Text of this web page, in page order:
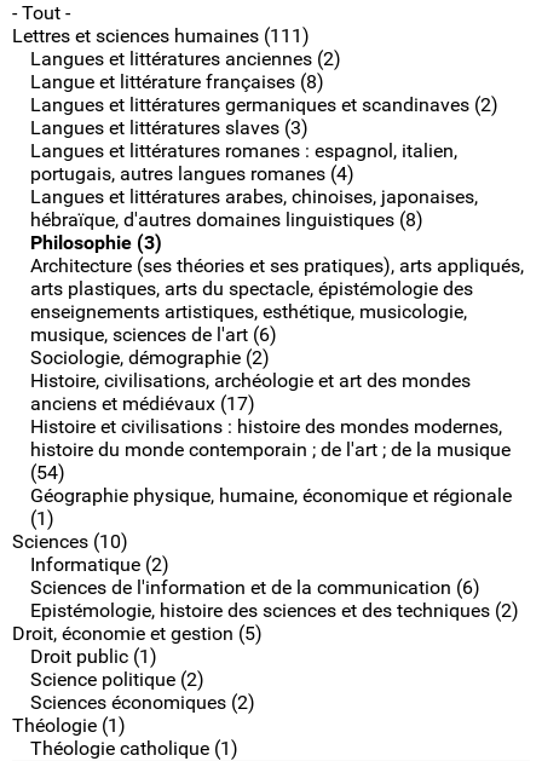
- Tout -
Lettres et sciences humaines (111)
Langues et littératures anciennes (2)
Langue et littérature françaises (8)
Langues et littératures germaniques et scandinaves (2)
Langues et littératures slaves (3)
Langues et littératures romanes : espagnol, italien,
portugais, autres langues romanes (4)
Langues et littératures arabes, chinoises, japonaises,
hébraïque, d'autres domaines linguistiques (8)
Philosophie (3)
Architecture (ses théories et ses pratiques), arts appliqués,
arts plastiques, arts du spectacle, épistémologie des
enseignements artistiques, esthétique, musicologie,
musique, sciences de l'art (6)
Sociologie, démographie (2)
Histoire, civilisations, archéologie et art des mondes
anciens et médiévaux (17)
Histoire et civilisations : histoire des mondes modernes,
histoire du monde contemporain ; de l'art ; de la musique
(54)
Géographie physique, humaine, économique et régionale
(1)
Sciences (10)
Informatique (2)
Sciences de l'information et de la communication (6)
Epistémologie, histoire des sciences et des techniques (2)
Droit, économie et gestion (5)
Droit public (1)
Science politique (2)
Sciences économiques (2)
Théologie (1)
Théologie catholique (1)